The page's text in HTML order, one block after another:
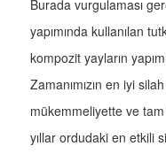
Burada vurgulaması
yapımında kullanılan
kompozit yayların
Zamanımızın en iyi
mükemmeliyette ve
yıllar ordudaki en etkili